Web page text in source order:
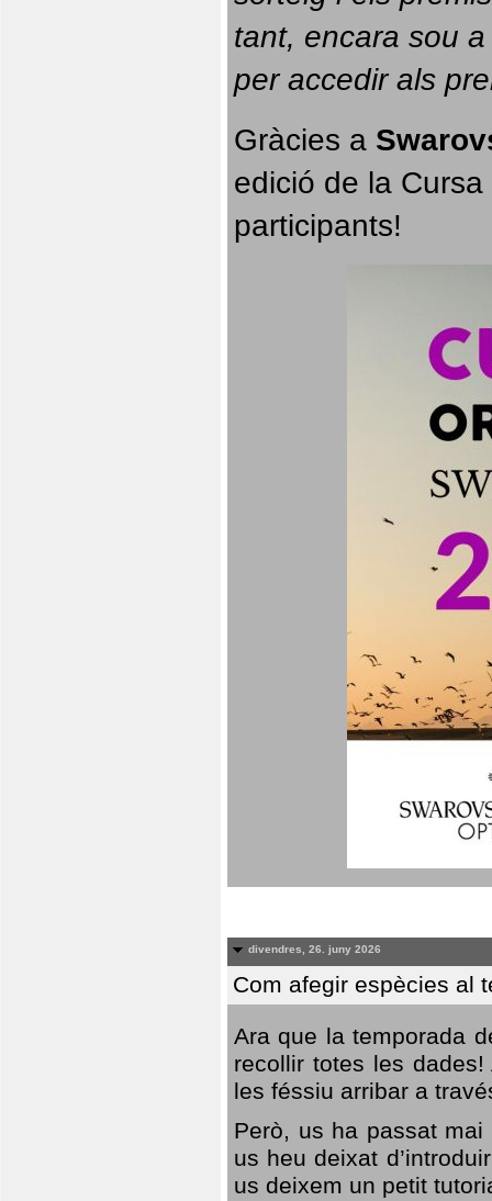
tant, encara sou
per accedir als
Gràcies a
edició de la
participants!
divendres, 26. juny 2026
Com afegir espècies al
Ara que la temporada
recollir totes les
les féssiu arribar a
Però, us ha passat
us heu deixat
us deixem un petit